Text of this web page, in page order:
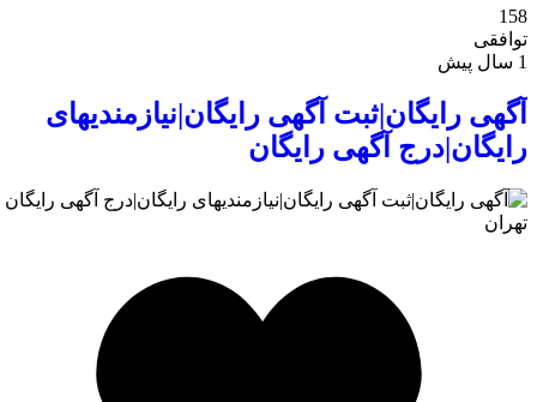
158
توافقی
آگهی رایگان|ثبت آگهی رایگان|نیازمندیهای
رایگان|درج آگهی رایگان
تهران